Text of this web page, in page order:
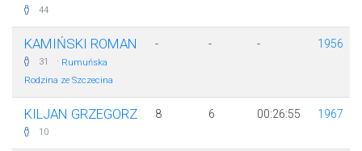
44
KAMIŃSKI ROMAN
31 · Rumuńska
Rodzina ze Szczecina
- - - 1956
KILJAN GRZEGORZ
10
8 6 00:26:55 1967